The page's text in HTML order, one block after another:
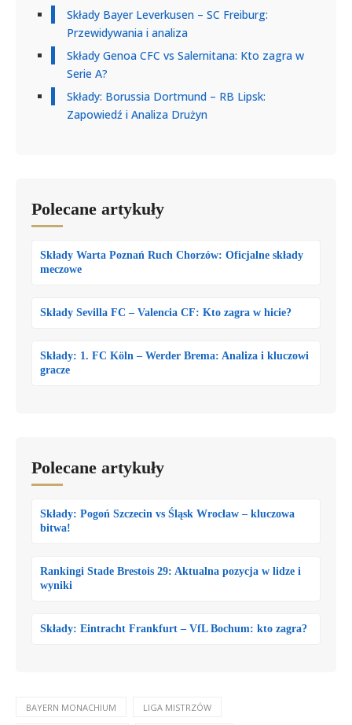
Składy Bayer Leverkusen – SC Freiburg:
Przewidywania i analiza
Składy Genoa CFC vs Salernitana: Kto zagra w
Serie A?
Składy: Borussia Dortmund – RB Lipsk:
Zapowiedź i Analiza Drużyn
Polecane artykuły
Składy Warta Poznań Ruch Chorzów: Oficjalne składy
meczowe
Składy Sevilla FC – Valencia CF: Kto zagra w hicie?
Składy: 1. FC Köln – Werder Brema: Analiza i kluczowi
gracze
Polecane artykuły
Składy: Pogoń Szczecin vs Śląsk Wrocław – kluczowa
bitwa!
Rankingi Stade Brestois 29: Aktualna pozycja w lidze i
wyniki
Składy: Eintracht Frankfurt – VfL Bochum: kto zagra?
BAYERN MONACHIUM LIGA MISTRZÓW